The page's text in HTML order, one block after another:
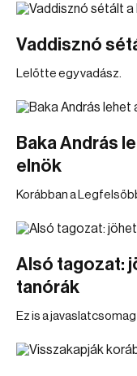
Vaddisznó
Lelőtte egy vadász.
Baka András
elnök
Korábban a
Alsó tagozat:
tanórák
Ez is a